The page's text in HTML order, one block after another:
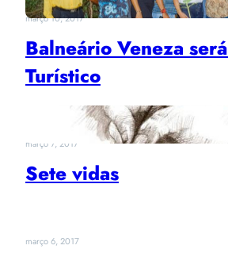
março 10, 2017
Balneário Veneza
Turístico
março 7, 2017
Sete vidas
março 6, 2017